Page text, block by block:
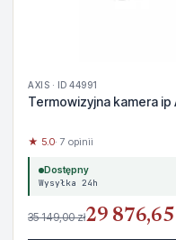
AXIS · ID 44991
Termowizyjna kamera ip
★ 5.0· 7 opinii
Dostępny
Wysyłka 24h
35 149,00 zł29 876,65